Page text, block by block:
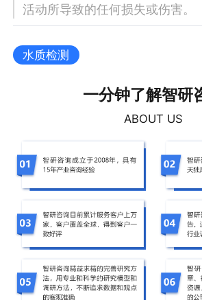
活动所导致的任何损失或伤害。
水质检测
一分钟了解智研
ABOUT US